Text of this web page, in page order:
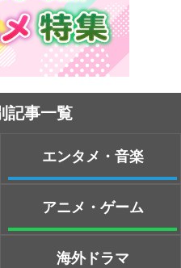
記事一覧
エンタメ・音楽
アニメ・ゲーム
海外ドラマ